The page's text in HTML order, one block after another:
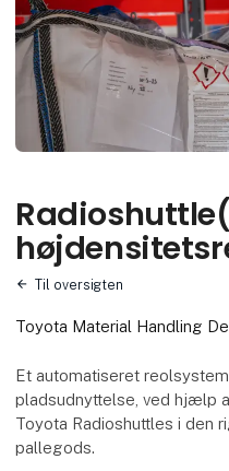
Til oversigten
Toyota Material Handling
Et automatiseret
pladsudnyttelse, ved hjælp
Toyota Radioshuttles i den
pallegods.